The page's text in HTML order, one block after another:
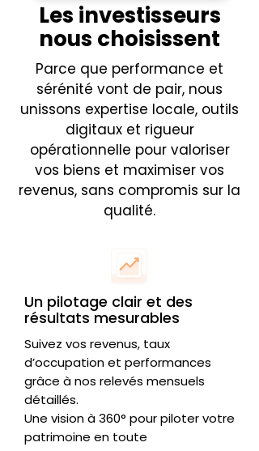
Les investisseurs
nous choisissent
Parce que performance et
sérénité vont de pair, nous
unissons expertise locale, outils
digitaux et rigueur
opérationnelle pour valoriser
vos biens et maximiser vos
revenus, sans compromis sur la
qualité.
Un pilotage clair et des
résultats mesurables
Suivez vos revenus, taux
d’occupation et performances
grâce à nos relevés mensuels
détaillés.
Une vision à 360° pour piloter votre
patrimoine en toute